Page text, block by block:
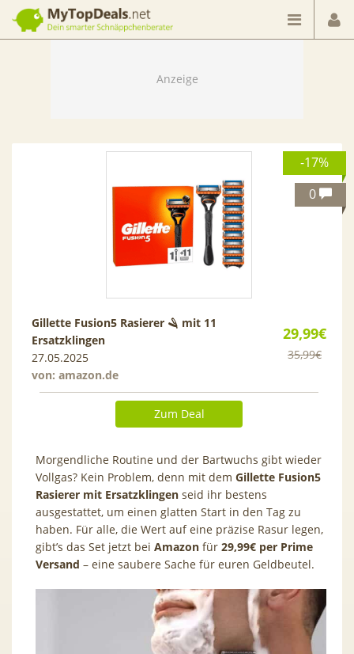
Dein smarter Schnäppchenberater
-17%
0
29,99€
35,99€
Gillette Fusion5 Rasierer 🪒 mit 11
Ersatzklingen
27.05.2025
von: amazon.de
Zum Deal
Morgendliche Routine und der Bartwuchs gibt wieder
Vollgas? Kein Problem, denn mit dem Gillette Fusion5
Rasierer mit Ersatzklingen seid ihr bestens
ausgestattet, um einen glatten Start in den Tag zu
haben. Für alle, die Wert auf eine präzise Rasur legen,
gibt’s das Set jetzt bei Amazon für 29,99€ per Prime
Versand – eine saubere Sache für euren Geldbeutel.